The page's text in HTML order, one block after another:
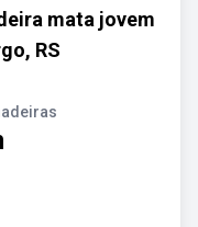
mata jovem
RS